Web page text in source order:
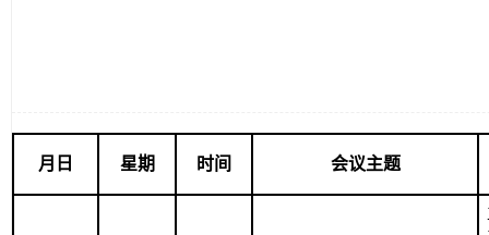
月日 星期 时间 会议主题